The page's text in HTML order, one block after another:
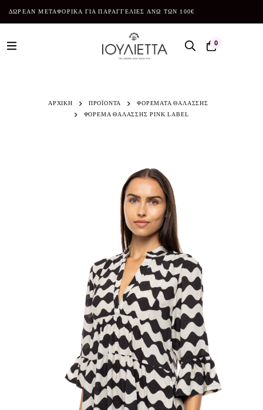
ΔΩΡΕΑΝ ΜΕΤΑΦΟΡΙΚΑ ΓΙΑ ΠΑΡΑΓΓΕΛΙΕΣ ΑΝΩ ΤΩΝ 100€
0
ΑΡΧΙΚΗ ΠΡΟΪΌΝΤΑ
ΦΟΡΕΜΑΤΑ ΘΑΛΑΣΣΗΣ
ΦΟΡΕΜΑ ΘΑΛΑΣΣΗΣ PINK LABEL